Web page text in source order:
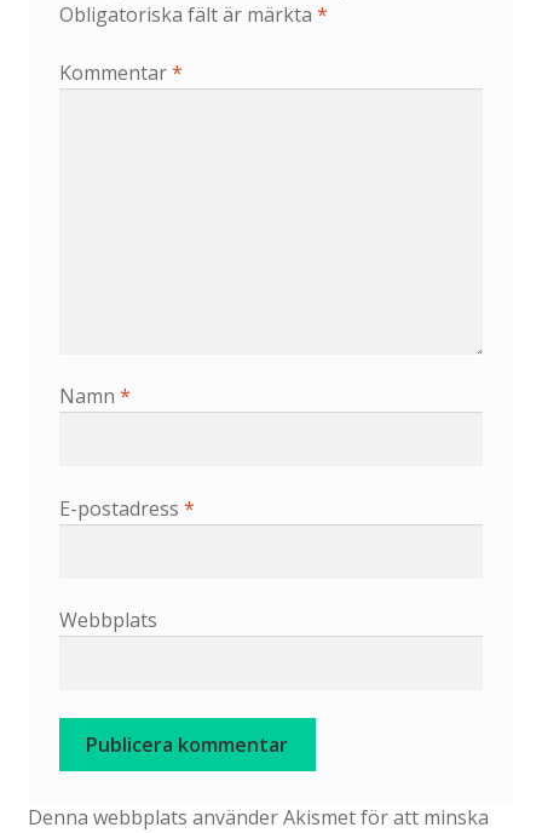
Obligatoriska fält är märkta *
Kommentar*
Namn *
E-postadress *
Webbplats
Denna webbplats använder Akismet för att minska